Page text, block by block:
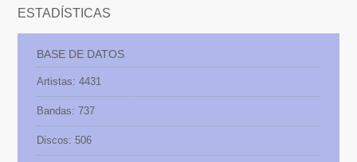
ESTADÍSTICAS
BASE DE DATOS
Artistas: 4431
Bandas: 737
Discos: 506